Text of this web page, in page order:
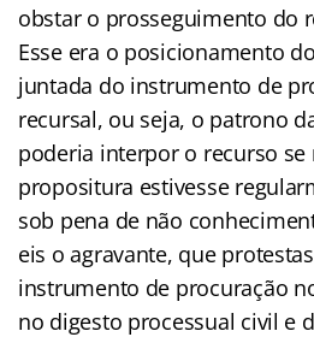
obstar o prosseguimento do
Esse era o posicionamento
juntada do instrumento de
recursal, ou seja, o patrono
poderia interpor o recurso se
propositura estivesse
sob pena de não
eis o agravante, que
instrumento de procuração
no digesto processual civil e